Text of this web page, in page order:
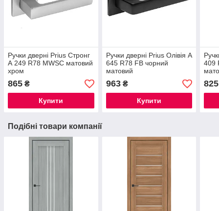
Ручки дверні Prius Стронг
А 249 R78 MWSC матовий
хром
865 ₴
Купити
Ручки дверні Prius Олівія А
645 R78 FB чорний
матовий
963₴
Купити
409
825
Подібні товари компанії